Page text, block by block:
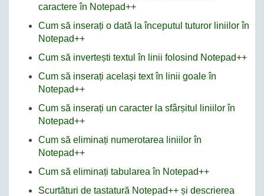
caractere în Notepad++
Cum să inserați o dată la începutul tuturor liniilor în
Notepad++
Cum să invertești textul în linii folosind Notepad++
Cum să inserați același text în linii goale în
Notepad++
Cum să inserați un caracter la sfârșitul liniilor în
Notepad++
Cum să eliminați numerotarea liniilor în
Notepad++
Cum să eliminați tabularea în Notepad++
Scurtături de tastatură Notepad++ și descrierea